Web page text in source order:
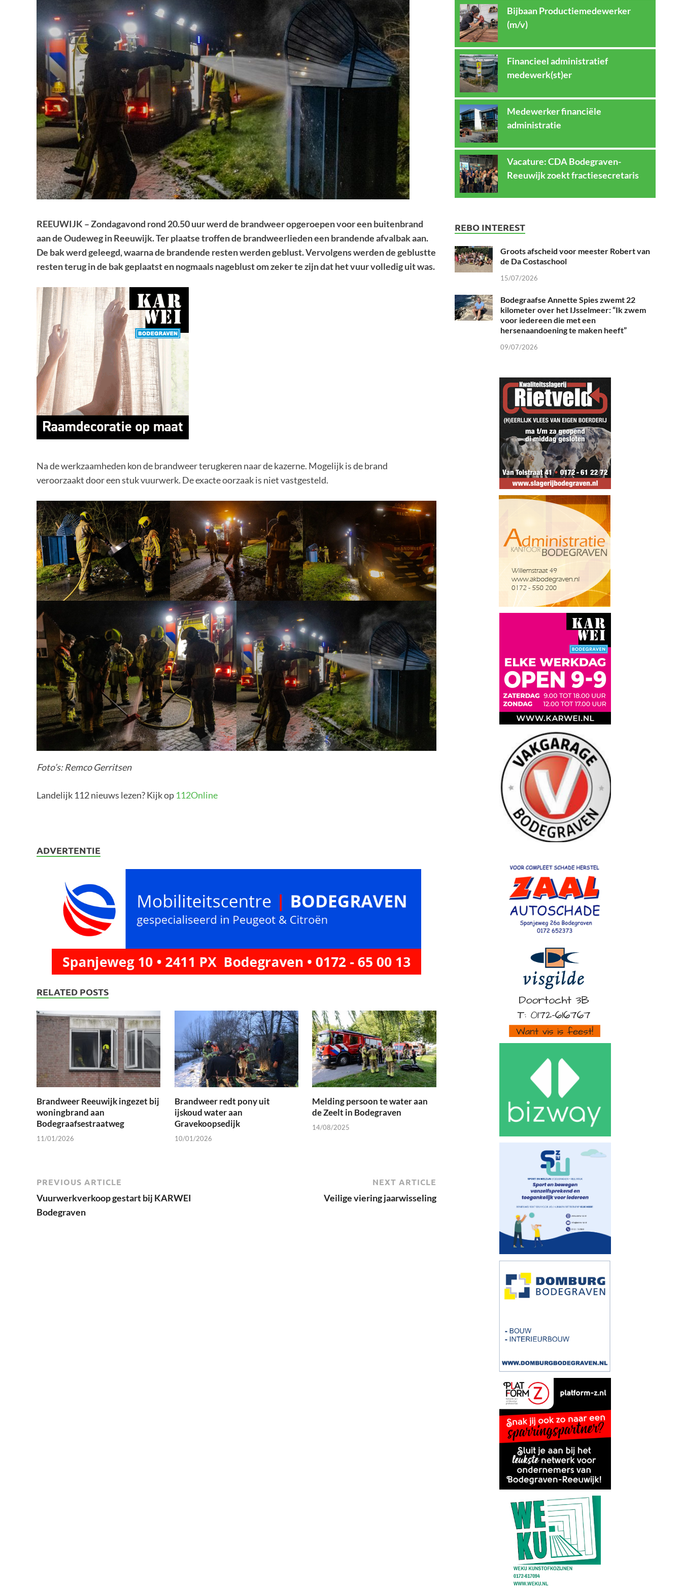
REEUWIJK – Zondagavond rond 20.50 uur werd de brandweer opgeroepen voor een buitenbrand
aan de Oudeweg in Reeuwijk. Ter plaatse troffen de brandweerlieden een brandende afvalbak aan.
De bak werd geleegd, waarna de brandende resten werden geblust. Vervolgens werden de geblustte
resten terug in de bak geplaatst en nogmaals nageblust om zeker te zijn dat het vuur volledig uit was.
Na de werkzaamheden kon de brandweer terugkeren naar de kazerne. Mogelijk is de brand
veroorzaakt door een stuk vuurwerk. De exacte oorzaak is niet vastgesteld.
Foto’s: Remco Gerritsen
Landelijk 112 nieuws lezen? Kijk op 112Online
ADVERTENTIE
RELATED POSTS
Brandweer Reeuwijk ingezet bij
woningbrand aan
Bodegraafsestraatweg
11/01/2026
Brandweer redt pony uit
ijskoud water aan
Gravekoopsedijk
10/01/2026
Melding persoon te water aan
de Zeelt in Bodegraven
14/08/2025
PREVIOUS ARTICLE
Vuurwerkverkoop gestart bij KARWEI
Bodegraven
NEXT ARTICLE
Veilige viering jaarwisseling
Bijbaan Productiemedewerker
(m/v)
Financieel administratief
medewerk(st)er
Medewerker financiële
administratie
Vacature: CDA Bodegraven-
Reeuwijk zoekt fractiesecretaris
REBO INTEREST
Groots afscheid voor meester Robert van
de Da Costaschool
15/07/2026
Bodegraafse Annette Spies zwemt 22
kilometer over het IJsselmeer: “Ik zwem
voor iedereen die met een
hersenaandoening te maken heeft”
09/07/2026